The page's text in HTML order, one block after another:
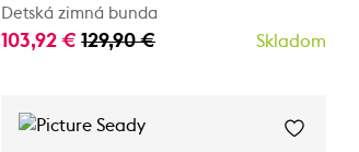
Detská zimná bunda
103,92 € 129,90 € Skladom